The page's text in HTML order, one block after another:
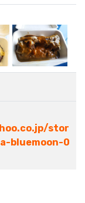
stor
bluemoon-0